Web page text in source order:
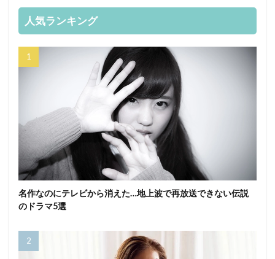
人気ランキング
名作なのにテレビから消えた…地上波で再放送できない伝説
のドラマ5選